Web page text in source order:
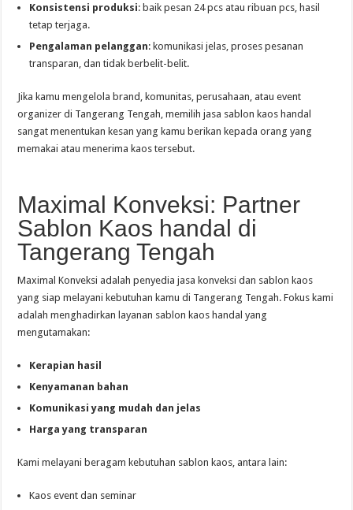
Konsistensi produksi: baik pesan 24 pcs atau ribuan pcs, hasil
tetap terjaga.
Pengalaman pelanggan: komunikasi jelas, proses pesanan
transparan, dan tidak berbelit-belit.
Jika kamu mengelola brand, komunitas, perusahaan, atau event
organizer di Tangerang Tengah, memilih jasa sablon kaos handal
sangat menentukan kesan yang kamu berikan kepada orang yang
memakai atau menerima kaos tersebut.
Maximal Konveksi: Partner
Sablon Kaos handal di
Tangerang Tengah
Maximal Konveksi adalah penyedia jasa konveksi dan sablon kaos
yang siap melayani kebutuhan kamu di Tangerang Tengah. Fokus kami
adalah menghadirkan layanan sablon kaos handal yang
mengutamakan:
Kerapian hasil
Kenyamanan bahan
Komunikasi yang mudah dan jelas
Harga yang transparan
Kami melayani beragam kebutuhan sablon kaos, antara lain:
Kaos event dan seminar